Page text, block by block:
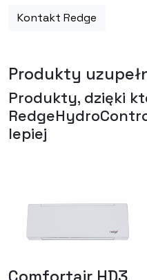
Kontakt Redge
Produkty
Produkty, dzięki
lepiej